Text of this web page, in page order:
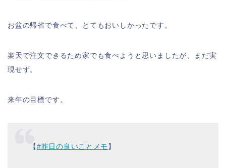
お盆の帰省で食べて、とてもおいしかったです。
楽天で注文できるため家でも食べようと思いましたが、まだ実
現せず。
来年の目標です。
【#昨日の良いことメモ 】